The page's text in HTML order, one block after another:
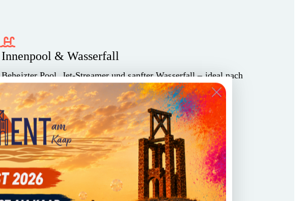
Innenpool & Wasserfall
Beheizter Pool, Jet-Streamer und sanfter Wasserfall – ideal nach
Strand, Sport oder Inselabenteuern.
Finnische Sauna
Wohltuende Wärme für Muskeln, Kreislauf und
Tiefenentspannung.